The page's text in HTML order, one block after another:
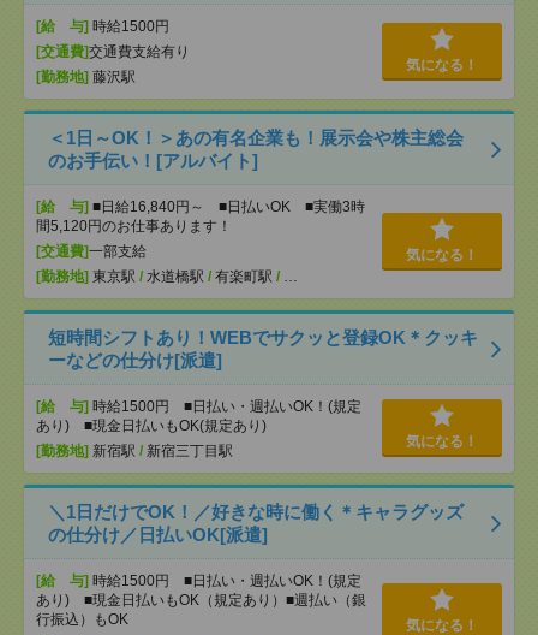
[給 与] 時給1500円
[交通費]交通費支給有り
[勤務地] 藤沢駅
気になる！
＜1日～OK！＞あの有名企業も！展示会や株主総会
のお手伝い！[アルバイト]
[給 与] ■日給16,840円～ ■日払いOK ■実働3時
間5,120円のお仕事あります！
[交通費]一部支給
[勤務地] 東京駅 / 水道橋駅 / 有楽町駅 / …
気になる！
短時間シフトあり！WEBでサクッと登録OK＊クッキ
ーなどの仕分け[派遣]
[給 与] 時給1500円 ■日払い・週払いOK！(規定
あり) ■現金日払いもOK(規定あり)
[勤務地] 新宿駅 / 新宿三丁目駅
気になる！
＼1日だけでOK！／好きな時に働く＊キャラグッズ
の仕分け／日払いOK[派遣]
[給 与] 時給1500円 ■日払い・週払いOK！(規定
あり) ■現金日払いもOK（規定あり）■週払い（銀
行振込）もOK
気になる！